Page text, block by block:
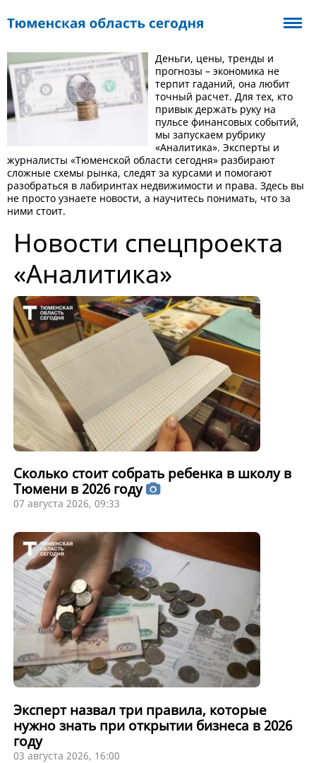
Деньги, цены, тренды и
прогнозы – экономика не
терпит гаданий, она любит
точный расчет. Для тех, кто
привык держать руку на
пульсе финансовых событий,
мы запускаем рубрику
«Аналитика». Эксперты и
журналисты «Тюменской области сегодня» разбирают
сложные схемы рынка, следят за курсами и помогают
разобраться в лабиринтах недвижимости и права. Здесь вы
не просто узнаете новости, а научитесь понимать, что за
ними стоит.
Новости спецпроекта
«Аналитика»
Сколько стоит собрать ребенка в школу в
Тюмени в 2026 году
07 августа 2026, 09:33
Эксперт назвал три правила, которые
нужно знать при открытии бизнеса в 2026
году
03 августа 2026, 16:00